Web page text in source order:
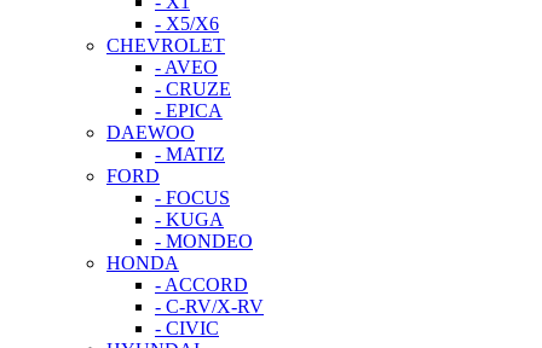
- X5/X6
CHEVROLET
- AVEO
- CRUZE
- EPICA
DAEWOO
- MATIZ
FORD
- FOCUS
- KUGA
- MONDEO
HONDA
- ACCORD
- C-RV/X-RV
- CIVIC